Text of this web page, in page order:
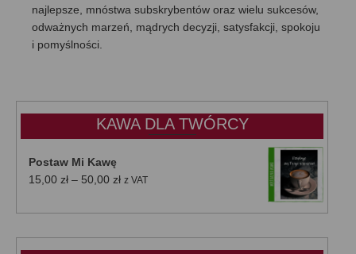
najlepsze, mnóstwa subskrybentów oraz wielu sukcesów,
odważnych marzeń, mądrych decyzji, satysfakcji, spokoju
i pomyślności.
KAWA DLA TWÓRCY
Postaw Mi Kawę
15,00 zł – 50,00 złZakres
od
do
z VAT